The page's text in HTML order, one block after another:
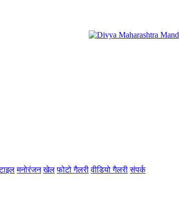
मनोरंजन खेल फोटो गैलरी वीडियो गैलरी संपर्क